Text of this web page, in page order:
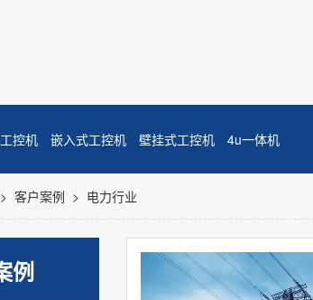
控机 嵌入式工控机 壁挂式工控机 4u一体机
> 客户案例 > 电力行业
例